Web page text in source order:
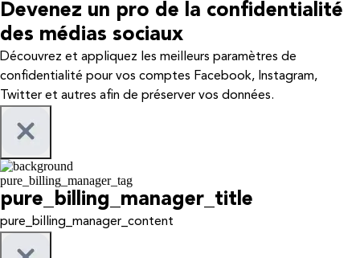
Devenez un pro de la confidentialité
des médias sociaux
Découvrez et appliquez les meilleurs paramètres de
confidentialité pour vos comptes Facebook, Instagram,
Twitter et autres afin de préserver vos données.
pure_billing_manager_tag
pure_billing_manager_title
pure_billing_manager_content